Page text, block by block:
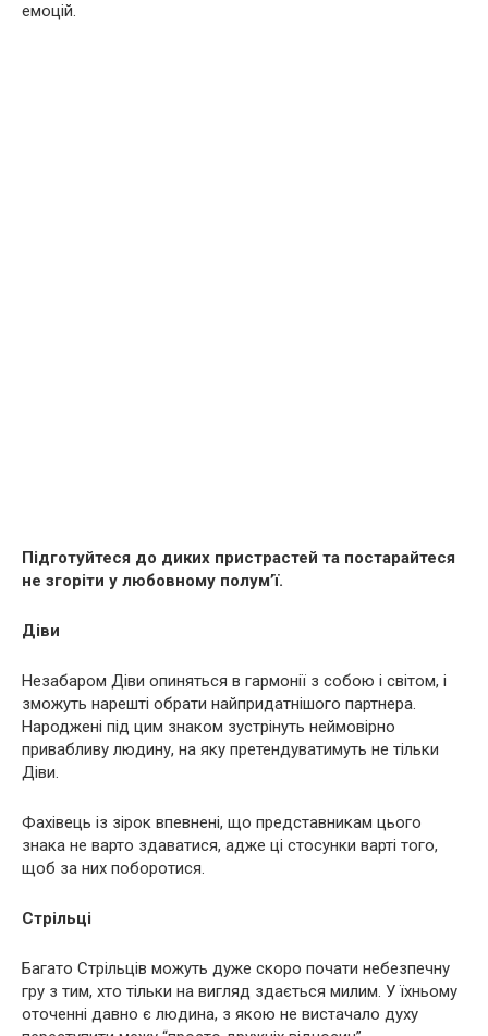
емоцій.
Підготуйтеся до диких пристрастей та постарайтеся
не згоріти у любовному полум’ї.
Діви
Незабаром Діви опиняться в гармонії з собою і світом, і
зможуть нарешті обрати найпридатнішого партнера.
Народжені під цим знаком зустрінуть неймовірно
привабливу людину, на яку претендуватимуть не тільки
Діви.
Фахівець із зірок впевнені, що представникам цього
знака не варто здаватися, адже ці стосунки варті того,
щоб за них поборотися.
Стрільці
Багато Стрільців можуть дуже скоро почати небезпечну
гру з тим, хто тільки на вигляд здається милим. У їхньому
оточенні давно є людина, з якою не вистачало духу